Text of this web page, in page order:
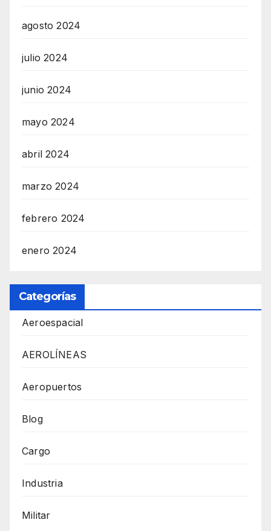
agosto 2024
julio 2024
junio 2024
mayo 2024
abril 2024
marzo 2024
febrero 2024
enero 2024
Categorías
Aeroespacial
AEROLÍNEAS
Aeropuertos
Blog
Cargo
Industria
Militar